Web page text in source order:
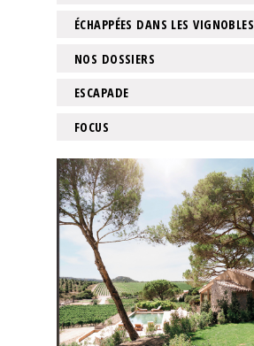
ÉCHAPPÉES DANS LES VIGNOBLES
NOS DOSSIERS
ESCAPADE
FOCUS